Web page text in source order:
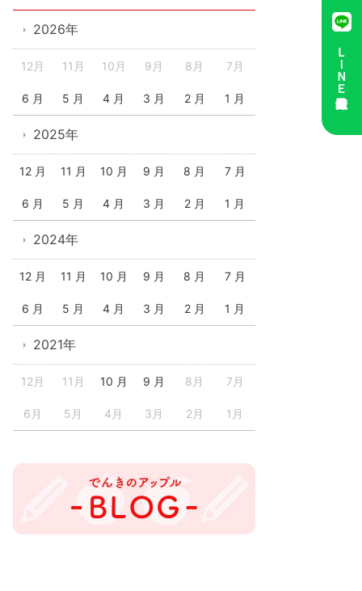
ＬＩＮＥ友達登録
2026年
12月 11月 10月 9月 8月 7月
6 月 5 月 4 月 3 月 2 月 1 月
2025年
12 月 11 月 10 月 9 月 8 月 7 月
6 月 5 月 4 月 3 月 2 月 1 月
2024年
12 月 11 月 10 月 9 月 8 月 7 月
6 月 5 月 4 月 3 月 2 月 1 月
2021年
12月 11月 10 月 9 月 8月 7月
6月 5月 4月 3月 2月 1月